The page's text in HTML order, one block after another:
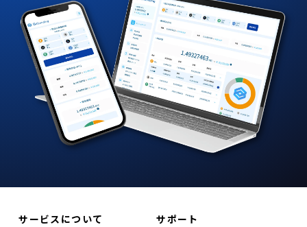
サービスについて サポート